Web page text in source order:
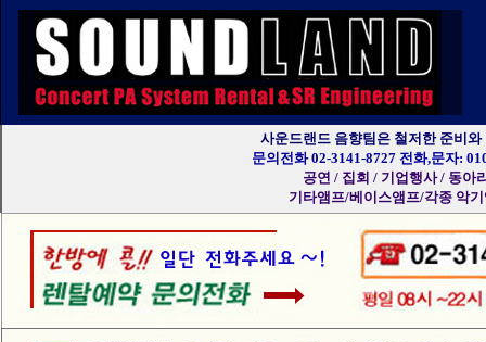
사운드랜드 음향팀은 철저한 준비
문의전화 02-3141-8727 전화,문자:
공연 / 집회 / 기업행사 / 동아
기타앰프/베이스앰프/각종 악